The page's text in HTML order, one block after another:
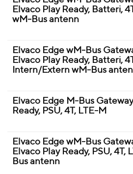
Elvaco Play Ready, Batteri,
wM-Bus antenn
Elvaco Edge wM-Bus
Elvaco Play Ready, Batteri,
Intern/Extern wM-Bus
Elvaco Edge M-Bus
Ready, PSU, 4T, LTE-M
Elvaco Edge wM-Bus
Elvaco Play Ready, PSU,
Bus antenn